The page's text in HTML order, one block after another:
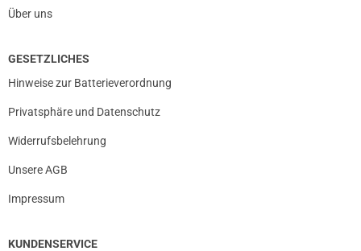
Über uns
GESETZLICHES
Hinweise zur Batterieverordnung
Privatsphäre und Datenschutz
Widerrufsbelehrung
Unsere AGB
Impressum
KUNDENSERVICE